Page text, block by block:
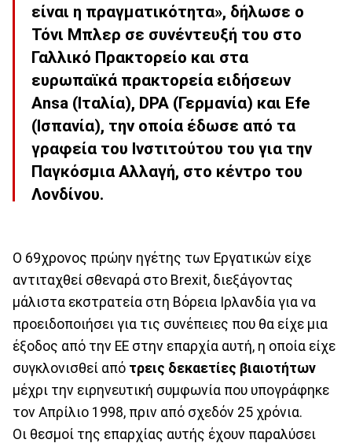
είναι η πραγματικότητα», δήλωσε ο
Τόνι Μπλερ σε συνέντευξή του στο
Γαλλικό Πρακτορείο και στα
ευρωπαϊκά πρακτορεία ειδήσεων
Ansa (Ιταλία), DPA (Γερμανία) και Efe
(Ισπανία), την οποία έδωσε από τα
γραφεία του Ινστιτούτου του για την
Παγκόσμια Αλλαγή, στο κέντρο του
Λονδίνου.
Ο 69χρονος πρώην ηγέτης των Εργατικών είχε
αντιταχθεί σθεναρά στο Brexit, διεξάγοντας
μάλιστα εκστρατεία στη Βόρεια Ιρλανδία για να
προειδοποιήσει για τις συνέπειες που θα είχε μια
έξοδος από την ΕΕ στην επαρχία αυτή, η οποία είχε
συγκλονισθεί από τρεις δεκαετίες βιαιοτήτων
μέχρι την ειρηνευτική συμφωνία που υπογράφηκε
τον Απρίλιο 1998, πριν από σχεδόν 25 χρόνια.
Οι θεσμοί της επαρχίας αυτής έχουν παραλύσει